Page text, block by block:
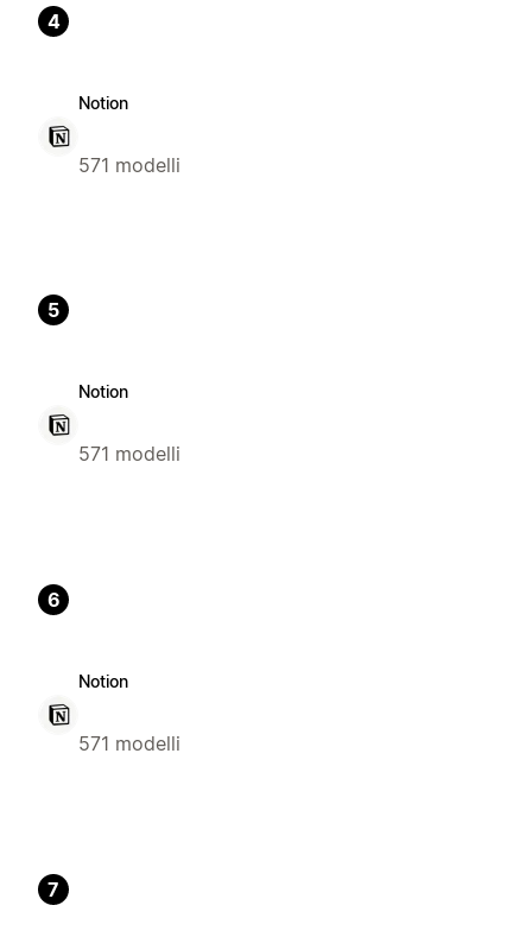
4
Notion
571 modelli
5
Notion
571 modelli
6
Notion
571 modelli
7